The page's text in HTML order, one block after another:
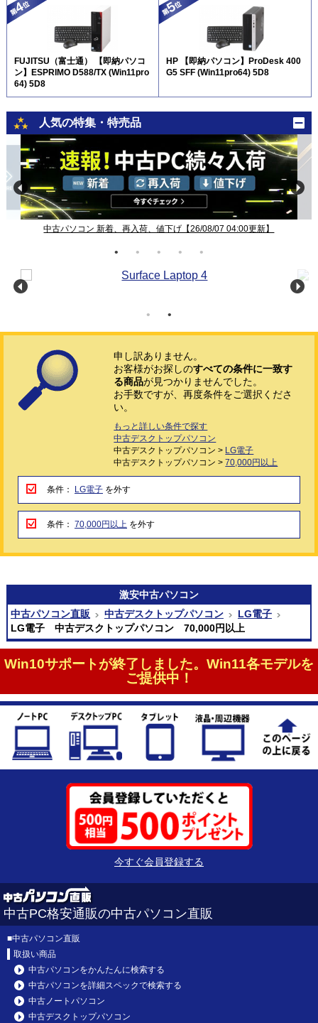
FUJITSU（富士通） 【即納パソコ
ン】ESPRIMO D588/TX (Win11pro
64) 5D8
HP 【即納パソコン】ProDesk 400
G5 SFF (Win11pro64) 5D8
人気の特集・特売品
中古パソコン 新着、再入荷、値下げ【26/08/07 04:00更新】
申し訳ありません。
お客様がお探しのすべての条件に一致す
る商品が見つかりませんでした。
お手数ですが、再度条件をご選択くださ
い。
もっと詳しい条件で探す
中古デスクトップパソコン
中古デスクトップパソコン > LG電子
中古デスクトップパソコン >70,000円以上
条件： LG電子 を外す
条件： 70,000円以上 を外す
激安中古パソコン
中古パソコン直販
中古デスクトップパソコン
LG電子
LG電子 中古デスクトップパソコン 70,000円以上
Win10サポートが終了しました。Win11各モデルを
ご提供中！
今すぐ会員登録する
中古PC格安通販の中古パソコン直販
■中古パソコン直販
取扱い商品
中古パソコンをかんたんに検索する
中古パソコンを詳細スペックで検索する
中古ノートパソコン
中古デスクトップパソコン